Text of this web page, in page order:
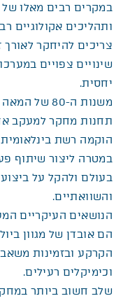
במקרים רבים מאלו
ותהליכים אקולוגיים
צריכים להיחקר לאורך
שינויים צפויים
יחסית.
במטרה ליצור שיתוף
בעולם ולהקל על
והשוואתיים.
הנושאים העיקריים
הם אובדן של מגוון
הקרקע ובזמינות
וכימיקלים רעילים.
שלב חשוב ביותר